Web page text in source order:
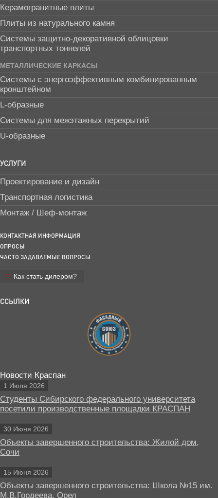
Керамогранитные плиты
Плиты из натурального камня
Системы защитно-декоративной облицовки
транспортных тоннелей
МЕТАЛЛИЧЕСКИЕ КАРКАСЫ
Системы с энергоэффективным комбинированным
кронштейном
L-образные
Системы для межэтажных перекрытий
U-образные
УСЛУГИ
Проектирование и дизайн
Транспортная логистика
Монтаж / Шеф-монтаж
КОНТАКТНАЯ ИНФОРМАЦИЯ
ОПРОСЫ
ЧАСТО ЗАДАВАЕМЫЕ ВОПРОСЫ
Как стать дилером?
ССЫЛКИ
Новости Краспан
1 Июля 2026
Студенты Сибирского федерального университета
посетили производственные площадки КРАСПАН
30 Июня 2026
Объекты завершенного строительства: Жилой дом,
Сочи
15 Июня 2026
Объекты завершенного строительства: Школа №15 им.
М.В.Гордеева, Орел